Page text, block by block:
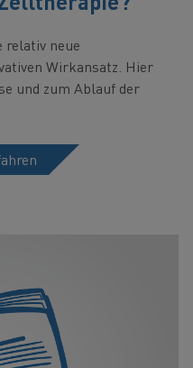
relativ neue
Wirkansatz. Hier
und zum Ablauf der